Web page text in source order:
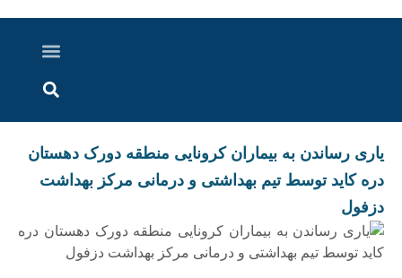
یاری رساندن به بیماران کرونایی منطقه دورک دهستان
دره کاید توسط تیم بهداشتی و درمانی مرکز بهداشت
دزفول